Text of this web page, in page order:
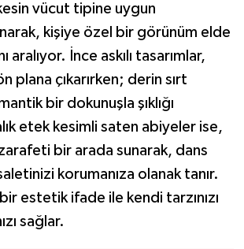
vücut tipine uygun
kişiye özel bir görünüm elde
aralıyor. İnce askılı tasarımlar,
plana çıkarırken; derin sırt
bir dokunuşla şıklığı
etek kesimli saten abiyeler ise,
bir arada sunarak, dans
korumanıza olanak tanır.
estetik ifade ile kendi tarzınızı
sağlar.